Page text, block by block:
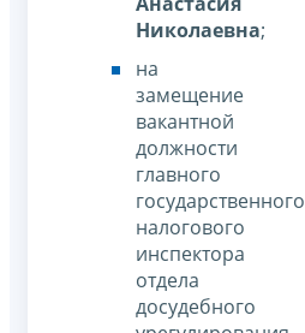
Николаевна;
на
замещение
вакантной
должности
главного
государственного
налогового
инспектора
отдела
досудебного